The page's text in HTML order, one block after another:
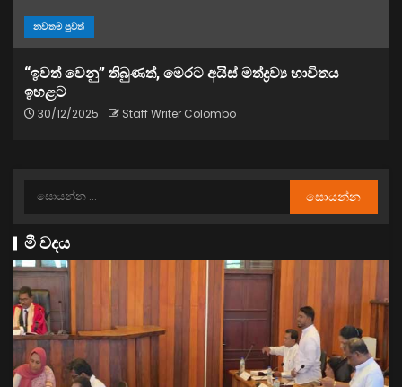
නවතම පුවත්
“ඉවත් වෙනු” තිබුණත්, මෙරට අයිස් මත්ද්‍රව්‍ය භාවිතය
ඉහළට
30/12/2025 Staff Writer Colombo
මී වදය